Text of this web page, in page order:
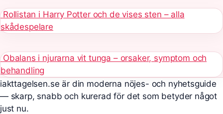
Rollistan i Harry Potter och de vises sten – alla
skådespelare
Obalans i njurarna vit tunga – orsaker, symptom och
behandling
iakttagelsen.se är din moderna nöjes- och nyhetsguide
— skarp, snabb och kurerad för det som betyder något
just nu.